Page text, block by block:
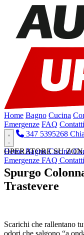
Home Bagno Cucina
Emergenze FAQ Contatti
347 5395268
HomeBagnoCucina
Emergenze FAQ Contatti
OPERATORE SU
Spurgo
Trastevere
Scarichi che rallentano
odori che salgono “a